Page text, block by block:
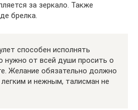
за зеркало. Также
брелка.
способен исполнять
нужно от всей души просить о
Желание обязательно должно
и нежным, талисман не